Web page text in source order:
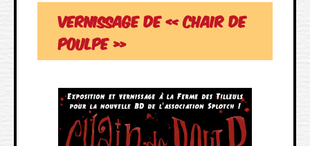
Vernissage de « Chair de
poulpe »